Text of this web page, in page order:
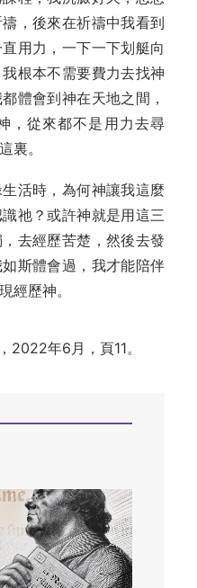
，後來在祈禱中我看到
用力，一下一下划艇向
根本不需要費力去找神
體會到神在天地之間，
，從來都不是用力去尋
裏。
活時，為何神讓我這麼
祂？或許神就是用這三
去經歷苦楚，然後去發
斯體會過，我才能陪伴
經歷神。
2022年6月，頁11。